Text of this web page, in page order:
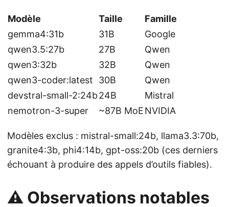
Modèle Taille
Famille
gemma4:31b
31B
Google
qwen3.5:27b
27B
Qwen
qwen3:32b
32B
Qwen
qwen3-coder:latest
30B
Qwen
devstral-small-2:24b24B
Mistral
nemotron-3-super
~87B MoENVIDIA
Modèles exclus : mistral-small:24b, llama3.3:70b,
granite4:3b, phi4:14b, gpt-oss:20b (ces derniers
échouant à produire des appels d’outils fiables).
⚠️ Observations notables